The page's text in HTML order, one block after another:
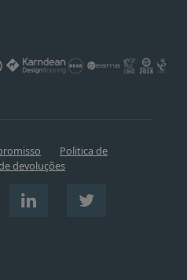
Politica de
devoluções